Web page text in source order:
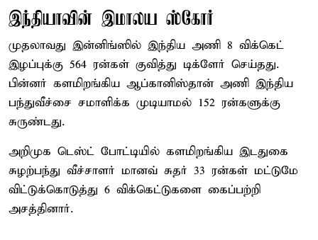
இந்தியாவின் இமாலய ஸ்கோர்
முதலாவது இன்னிங்ஸில் இந்திய அணி 8 விக்கெட்
இழப்புக்கு 564 ரன்கள் குவித்து டிக்ளேர் செய்தது.
பின்னர் களமிறங்கிய ஆப்கானிஸ்தான் அணி இந்திய
பந்துவீச்சை சமாளிக்க முடியாமல் 152 ரன்களுக்கு
சுருண்டது.
அறிமுக டெஸ்ட் போட்டியில் களமிறங்கிய இடதுகை
சுழற்பந்து வீச்சாளர் மானவ் சுதர் 33 ரன்கள் மட்டுமே
விட்டுக்கொடுத்து 6 விக்கெட்டுகளை கைப்பற்றி
அசத்தினார்.